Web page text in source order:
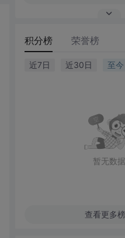
积分榜 荣誉榜
近7日 近30日 至今
暂无数据
查看更多